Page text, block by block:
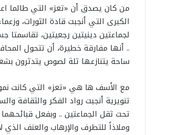
من كان يصدق أن «تعز» التي طالما
الكبرى التي أنجبت قادة الثورات،
لجماعتين دينيتين رجعيتين، تقاسمتا
.. أنها مفارقة خطيرة، أن تتحول
ساحة يتنازعها ثلة لصوص يتدثرون
مع الأسف ها هي «تعز» التي كانت
تنويرية أنجبت رواد الفكر والثقافة
تحت ثقل الجماعتين .. وبفعل
وملاذاً للتطرف والإرهاب والعنف الذي